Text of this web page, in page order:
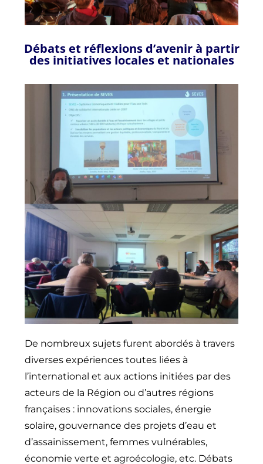
Débats et réflexions d’avenir à partir
des initiatives locales et nationales
De nombreux sujets furent abordés à travers
diverses expériences toutes liées à
l’international et aux actions initiées par des
acteurs de la Région ou d’autres régions
françaises : innovations sociales, énergie
solaire, gouvernance des projets d’eau et
d’assainissement, femmes vulnérables,
économie verte et agroécologie, etc. Débats